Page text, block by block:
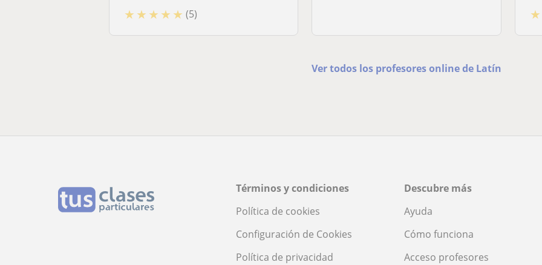
★ ★ ★ ★ ★ (5) ★
Ver todos los profesores online de Latín
Términos y condiciones
Política de cookies
Configuración de Cookies
Política de privacidad
Descubre más
Ayuda
Cómo funciona
Acceso profesores